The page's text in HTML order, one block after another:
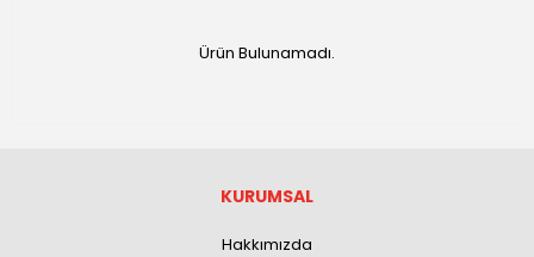
Ürün Bulunamadı.
KURUMSAL
Hakkımızda